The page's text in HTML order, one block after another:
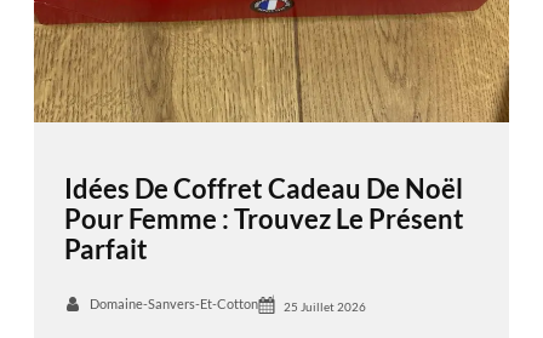
Idées De Coffret Cadeau De Noël
Pour Femme : Trouvez Le Présent
Parfait
Domaine-Sanvers-Et-Cotton 25 Juillet 2026